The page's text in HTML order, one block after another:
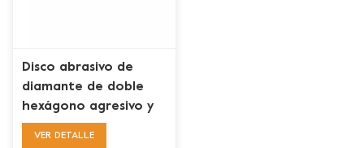
Disco abrasivo de
diamante de doble
hexágono agresivo y
afilado Redi Lock
VER DETALLE